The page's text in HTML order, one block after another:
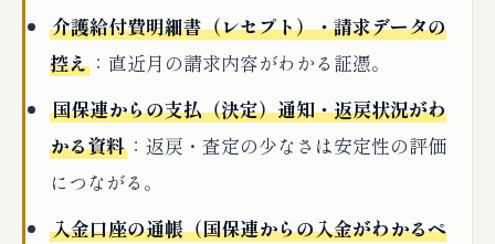
介護給付費明細書（レセプト）・請求データの
控え ：直近月の請求内容がわかる証憑。
国保連からの支払（決定）通知・返戻状況がわ
かる資料 ：返戻・査定の少なさは安定性の評価
につながる。
入金口座の通帳（国保連からの入金がわかるペ